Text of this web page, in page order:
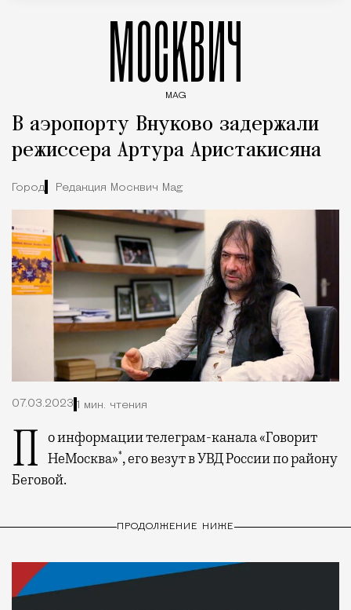
МОСКВИЧ
MAG
В аэропорту Внуково задержали
режиссера Артура Аристакисяна
Город Редакция Москвич Mag
07.03.2023 1 мин. чтения
По информации телеграм-канала «Говорит НеМосква»*, его везут в УВД России по району
Беговой.
ПРОДОЛЖЕНИЕ НИЖЕ